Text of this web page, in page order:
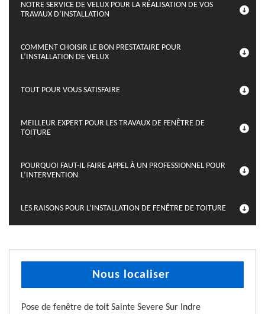
NOTRE SERVICE DE VELUX POUR LA RÉALISATION DE VOS
TRAVAUX D’INSTALLATION
COMMENT CHOISIR LE BON PRESTATAIRE POUR
L’INSTALLATION DE VELUX
TOUT POUR VOUS SATISFAIRE
MEILLEUR EXPERT POUR LES TRAVAUX DE FENÊTRE DE
TOITURE
POURQUOI FAUT-IL FAIRE APPEL À UN PROFESSIONNEL POUR
L’INTERVENTION
LES RAISONS POUR L’INSTALLATION DE FENÊTRE DE TOITURE
Nous localiser
Pose de fenêtre de toit Sainte Severe Sur Indre